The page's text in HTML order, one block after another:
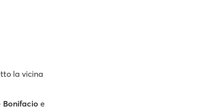
la vicina
Bonifacio e